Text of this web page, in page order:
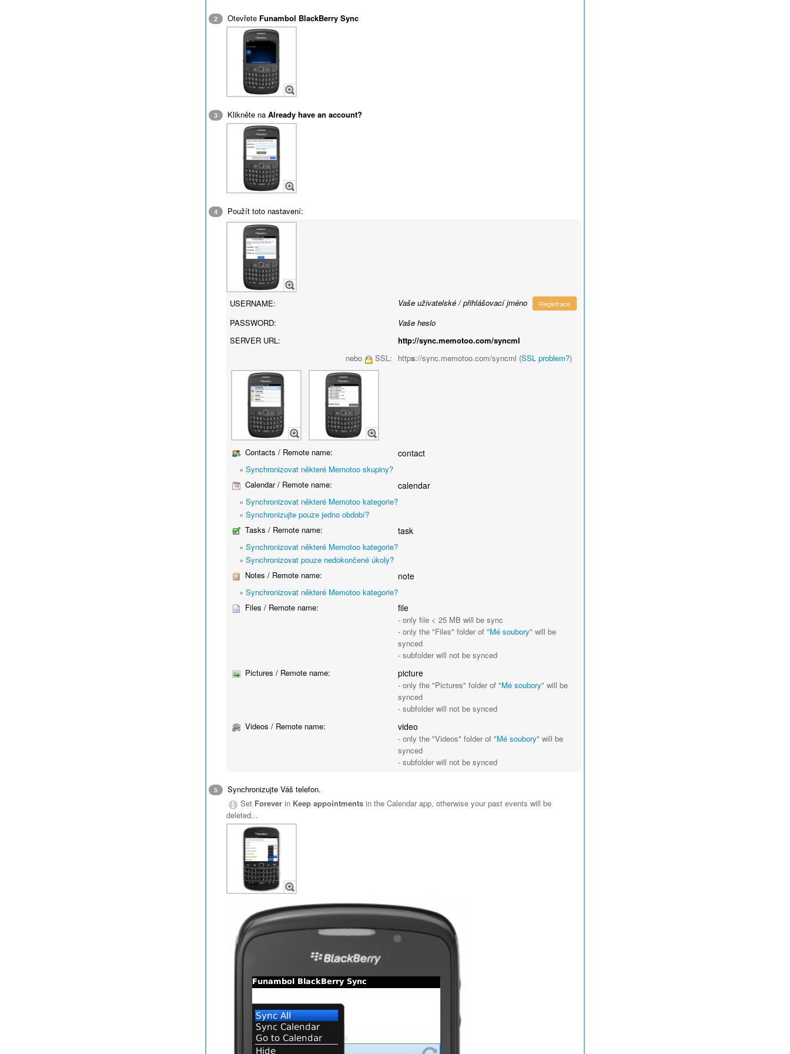
2 Otevřete Funambol BlackBerry Sync
3 Klikněte naAlready have an account?
4 Použít toto nastavení:
USERNAME: Vaše uživatelské / přihlášovací jméno Registrace
PASSWORD:
Vaše heslo
SERVER URL:
http://sync.memotoo.com/syncml
nebo
SSL: https://sync.memotoo.com/syncml (SSL problem?)
Contacts / Remote name: contact
»Synchronizovat některé Memotoo skupiny?
Calendar / Remote name:
calendar
»Synchronizovat některé Memotoo kategorie?
»Synchronizujte pouze jedno období?
Tasks / Remote name:
task
»Synchronizovat některé Memotoo kategorie?
»Synchronizovat pouze nedokončené úkoly?
Notes / Remote name:
note
»Synchronizovat některé Memotoo kategorie?
Files / Remote name:
file
- only file < 25 MB will be sync
- only the "Files" folder of "Mé soubory" will be
synced
- subfolder will not be synced
Pictures / Remote name:
picture
- only the "Pictures" folder of "Mé soubory" will be
synced
- subfolder will not be synced
Videos / Remote name:
video
- only the "Videos" folder of "Mé soubory" will be
synced
- subfolder will not be synced
5
Synchronizujte Váš telefon.
Set Forever in Keep appointments in the Calendar app, otherwise your past events will be
deleted...